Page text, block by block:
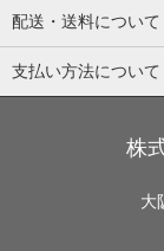
配送・送料について
支払い方法について
株
大